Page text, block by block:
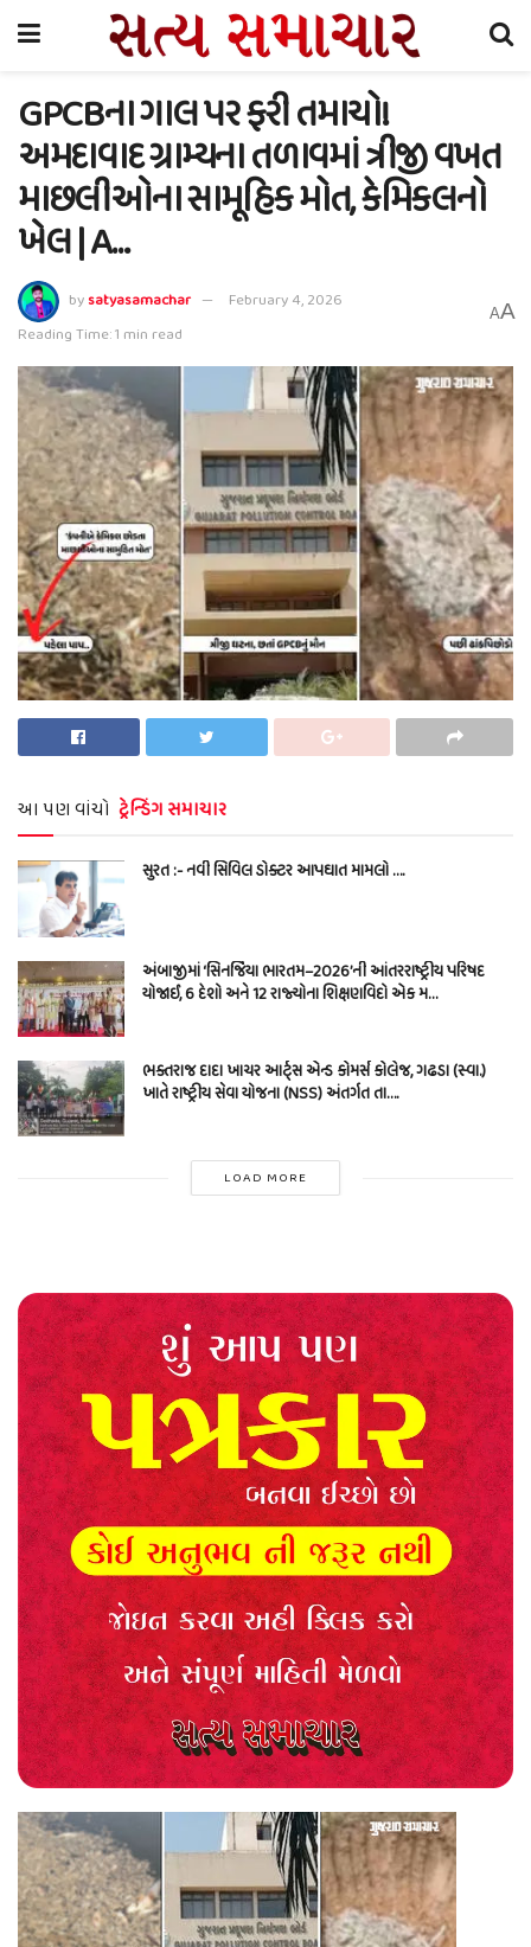
GPCBના ગાલ પર ફરી તમાચો!
અમદાવાદ ગ્રામ્યના તળાવમાં ત્રીજી વખત
માછલીઓના સામૂહિક મોત, કેમિકલનો
ખેલ | A…
bysatyasamachar
February 4, 2026
Reading Time: 1 min read
AA
આ પણ વાંચો ટ્રેન્ડિંગ સમાચાર
સુરત :- નવી સિવિલ ડોક્ટર આપઘાત મામલો ….
અંબાજીમાં ‘સિનર્જિયા ભારતમ–2026’ની આંતરરાષ્ટ્રીય પરિષદ
યોજાઈ, 6 દેશો અને 12 રાજ્યોના શિક્ષણવિદો એક મ…
ભક્તરાજ દાદા ખાચર આર્ટ્સ એન્ડ કોમર્સ કોલેજ, ગઢડા (સ્વા.)
ખાતે રાષ્ટ્રીય સેવા યોજના (NSS) અંતર્ગત તા….
LOAD MORE